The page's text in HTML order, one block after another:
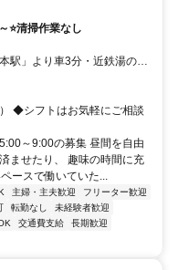
⭐清掃作業なし
駅」より車3分・近鉄湯の山
◆シフトはお気軽にご相談
～9:00の募集 昼間を自由
ませたり、 趣味の時間に充
ースで働いていた...
主婦・主夫歓迎
フリーター歓迎
転勤なし
未経験者歓迎
交通費支給
長期歓迎